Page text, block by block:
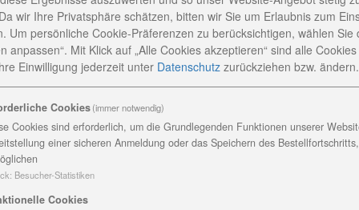
1886 erhielt die Schwesternschaft regen
weit über Weimar hinaus.
die Schwestern und Brüder der diakonischen
Aufatmen-Wochenendes im November.
in der Herderkirche, gestaltet von Superintendent
Anschluss war zum Empfang mit zahlreichen Gästen,
von Sachsen-Weimar-Eisenach und Oberin Constanze
Verbandes, geladen.
nur ahnen konnte, welche Weichen sie gestellt hat?
wir Ihre Privatsphäre schätzen, bitten wir Sie um Erlaubnis zum
Um persönliche Cookie-Präferenzen zu berücksichtigen, wählen Sie
anpassen“. Mit Klick auf „Alle Cookies akzeptieren“ sind alle
Einwilligung jederzeit unter Datenschutz zurückziehen bzw. ändern.
Cookies(immer notwendig)
Cookies sind erforderlich, um die Grundlegenden Funktionen unserer
einer sicheren Anmeldung oder das Speichern des
: Besucher-Statistiken
Cookies